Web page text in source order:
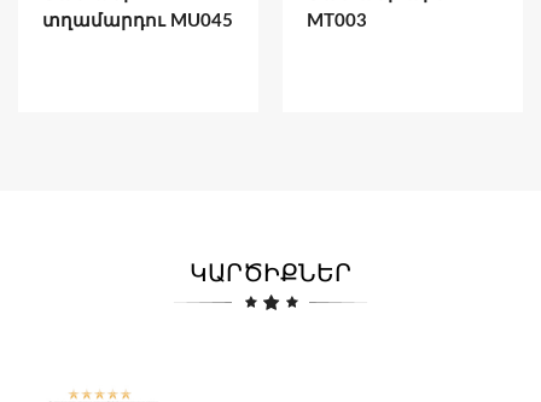
տղամարդու MU045
MT003
ԿԱՐԾԻՔՆԵՐ